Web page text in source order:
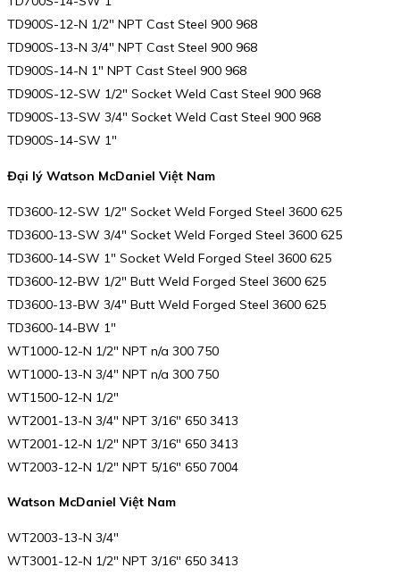
TD900S-12-N 1/2″ NPT Cast Steel 900 968
TD900S-13-N 3/4″ NPT Cast Steel 900 968
TD900S-14-N 1″ NPT Cast Steel 900 968
TD900S-12-SW 1/2″ Socket Weld Cast Steel 900 968
TD900S-13-SW 3/4″ Socket Weld Cast Steel 900 968
TD900S-14-SW 1″
Đại lý Watson McDaniel Việt Nam
TD3600-12-SW 1/2″ Socket Weld Forged Steel 3600 625
TD3600-13-SW 3/4″ Socket Weld Forged Steel 3600 625
TD3600-14-SW 1″ Socket Weld Forged Steel 3600 625
TD3600-12-BW 1/2″ Butt Weld Forged Steel 3600 625
TD3600-13-BW 3/4″ Butt Weld Forged Steel 3600 625
TD3600-14-BW 1″
WT1000-12-N 1/2″ NPT n/a 300 750
WT1000-13-N 3/4″ NPT n/a 300 750
WT1500-12-N 1/2″
WT2001-13-N 3/4″ NPT 3/16″ 650 3413
WT2001-12-N 1/2″ NPT 3/16″ 650 3413
WT2003-12-N 1/2″ NPT 5/16″ 650 7004
Watson McDaniel Việt Nam
WT2003-13-N 3/4″
WT3001-12-N 1/2″ NPT 3/16″ 650 3413